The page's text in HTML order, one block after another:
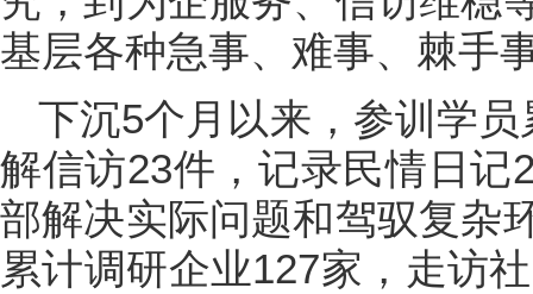
基层各种急事、难事、棘手
下沉5个月以来，参训学
解信访23件，记录民情日记
部解决实际问题和驾驭复杂
累计调研企业127家，走访